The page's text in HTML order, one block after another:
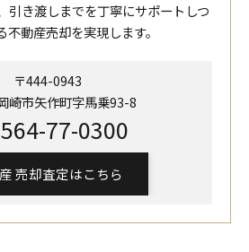
引き渡しまでを丁寧にサポートしつ
動産売却を実現します。
〒444-0943
崎市矢作町字馬乗93-8
77-0300
売却査定はこちら